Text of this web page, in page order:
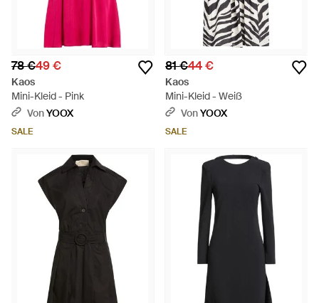
78 €49 €
Kaos
Mini-Kleid - Pink
VonYOOX
SALE
81 €44 €
Kaos
Mini-Kleid - Weiß
VonYOOX
SALE